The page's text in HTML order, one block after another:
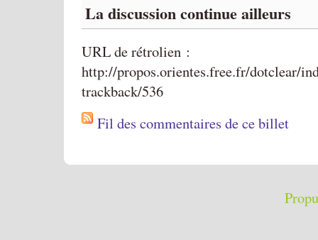
La discussion continue ailleurs
URL de rétrolien :
http://propos.orientes.free.fr/dotclear/
trackback/536
Fil des commentaires de ce billet